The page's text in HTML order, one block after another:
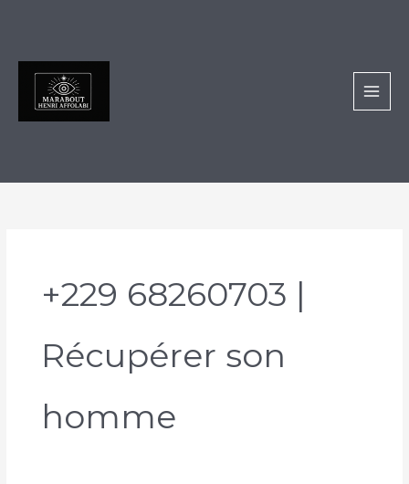
+229 68260703 |
Récupérer son
homme